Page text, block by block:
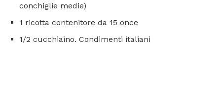
conchiglie medie)
1 ricotta contenitore da 15 once
1/2 cucchiaino. Condimenti italiani